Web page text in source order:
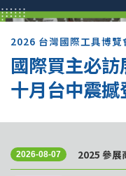
2026 台灣國際工具博覽
國際買主必訪
十月台中震撼
2026-08-07 2025 參展